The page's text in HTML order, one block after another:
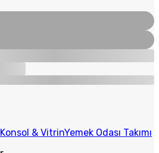
Konsol & VitrinYemek Odası Takımı